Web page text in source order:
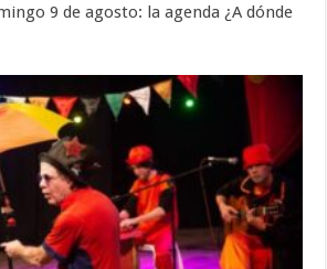
9 de agosto: la agenda ¿A dónde